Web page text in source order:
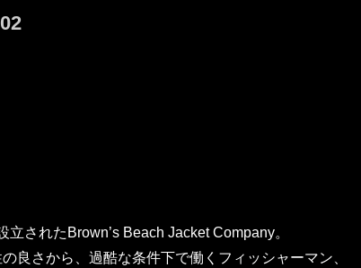
されたBrown’s Beach Jacket Company。
良さから、過酷な条件下で働くフィッシャーマン、